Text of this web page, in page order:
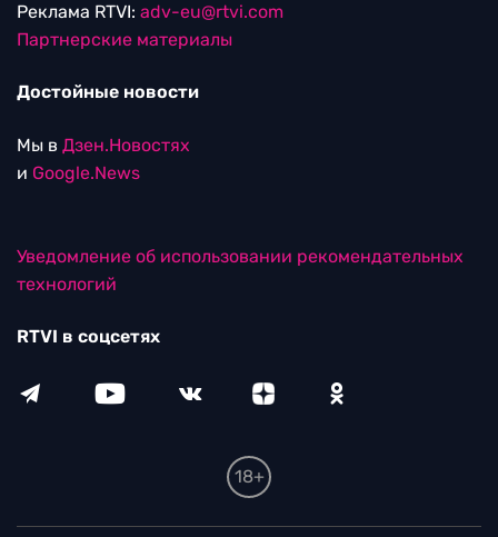
Реклама RTVI: adv-eu@rtvi.com
Партнерские материалы
Достойные новости
Мы в Дзен.Новостях
и Google.News
Уведомление об использовании рекомендательных
технологий
RTVI в соцсетях
18+